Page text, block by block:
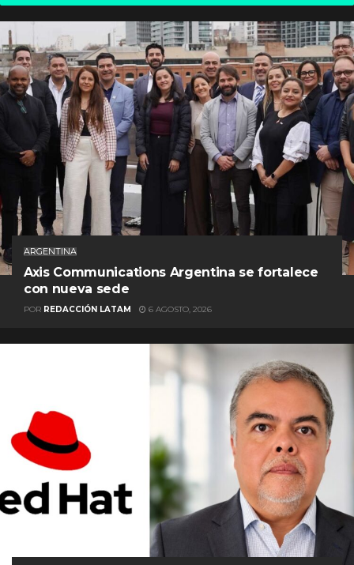
ARGENTINA
Axis Communications Argentina se fortalece
con nueva sede
POR REDACCIÓN LATAM 6 AGOSTO, 2026